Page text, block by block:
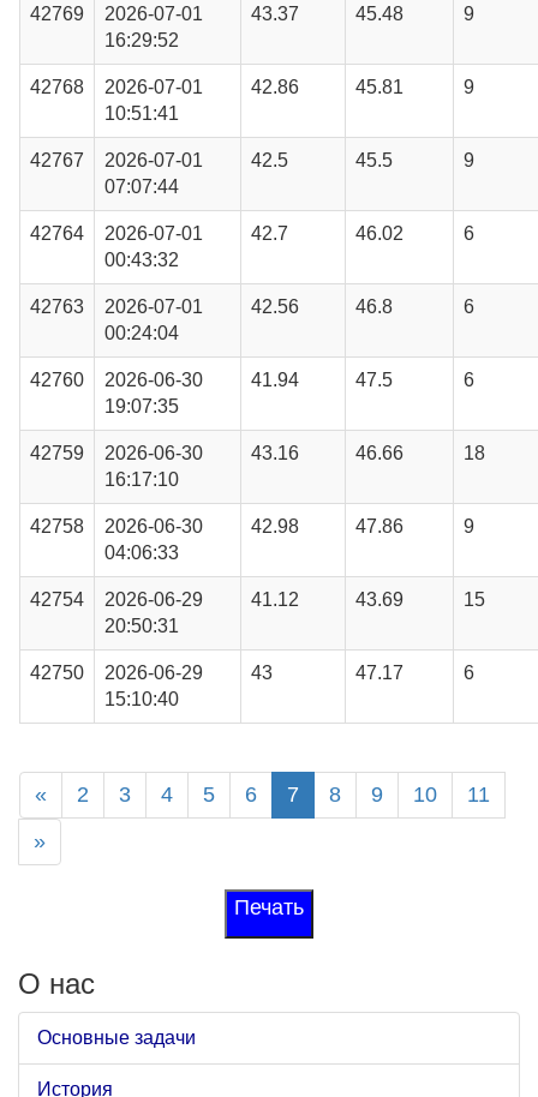
42769
2026-07-01
16:29:52
43.37 45.48 9
42768
2026-07-01
10:51:41
42.86 45.81 9
42767
2026-07-01
07:07:44
42.5 45.5 9
42764
2026-07-01
00:43:32
42.7 46.02 6
42763
2026-07-01
00:24:04
42.56 46.8 6
42760
2026-06-30
19:07:35
41.94 47.5 6
42759
2026-06-30
16:17:10
43.16 46.66 18
42758
2026-06-30
04:06:33
42.98 47.86 9
42754
2026-06-29
20:50:31
41.12 43.69 15
42750
2026-06-29
15:10:40
43 47.17 6
« 2 3 4 5 6 7 8 9 10
11
»
Печать
О нас
Основные задачи
История